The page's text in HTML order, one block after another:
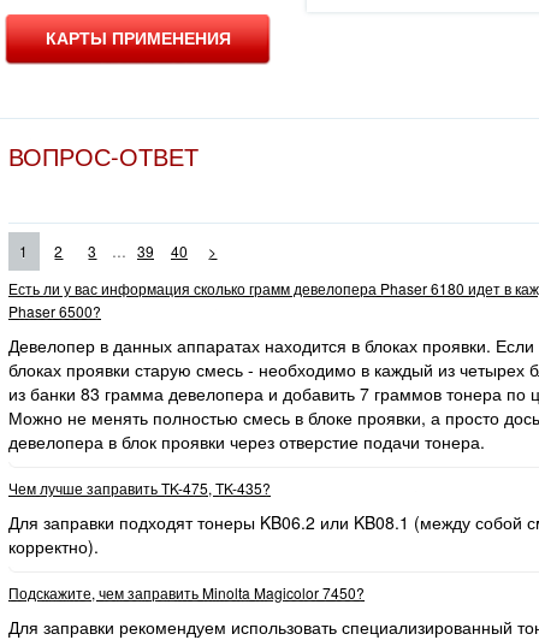
КАРТЫ ПРИМЕНЕНИЯ
ВОПРОС-ОТВЕТ
1 2 3 ... 39 40
>
Есть ли у вас информация сколько грамм девелопера Phaser 6180 идет в
Phaser 6500?
Девелопер в данных аппаратах находится в блоках проявки.
блоках проявки старую смесь - необходимо в каждый из четырех
из банки 83 грамма девелопера и добавить 7 граммов тонера по
Можно не менять полностью смесь в блоке проявки, а просто
девелопера в блок проявки через отверстие подачи тонера.
Чем лучше заправить TK-475, TK-435?
Для заправки подходят тонеры KB06.2 или KB08.1 (между собой
корректно).
Подскажите, чем заправить Minolta Magicolor 7450?
Для заправки рекомендуем использовать специализированный